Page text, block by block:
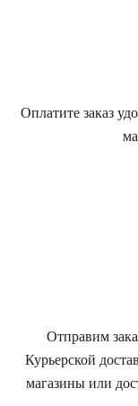
Оплатите заказ
Отправим
Курьерской
магазины или